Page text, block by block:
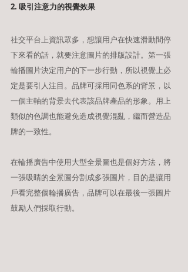
2. 吸引注意力的視覺效果
社交平台上資訊眾多，想讓用户在快速滑動間停
下來看的話，就要注意圖片的排版設計。第一張
輪播圖片決定用户的下一步行動，所以視覺上必
定是要引人注目。品牌可採用同色系的背景，以
一個主軸的背景去代表該品牌產品的形象。用上
類似的色調也能避免造成視覺混亂，繼而營造品
牌的一致性。
在輪播廣告中使用大型全景圖也是個好方法，將
一張吸睛的全景圖分割成多張圖片，目的是讓用
戶看完整個輪播廣告，品牌可以在最後一張圖片
鼓勵人們採取行動。